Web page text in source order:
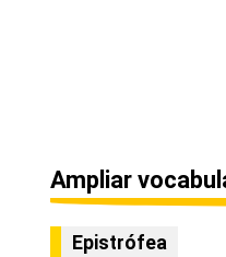
Ampliar
Epistrófea